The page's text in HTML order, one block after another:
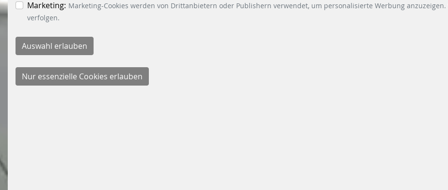
Marketing: Marketing-Cookies werden von Drittanbietern oder Publishern verwendet, um personalisierte Werbung
verfolgen.